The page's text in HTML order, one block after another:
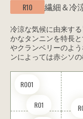
R10 繊細＆冷
冷涼な気候に由来す
かなタンニンを特長
やクランベリーのよ
ンによっては赤シソ
R01
RO01